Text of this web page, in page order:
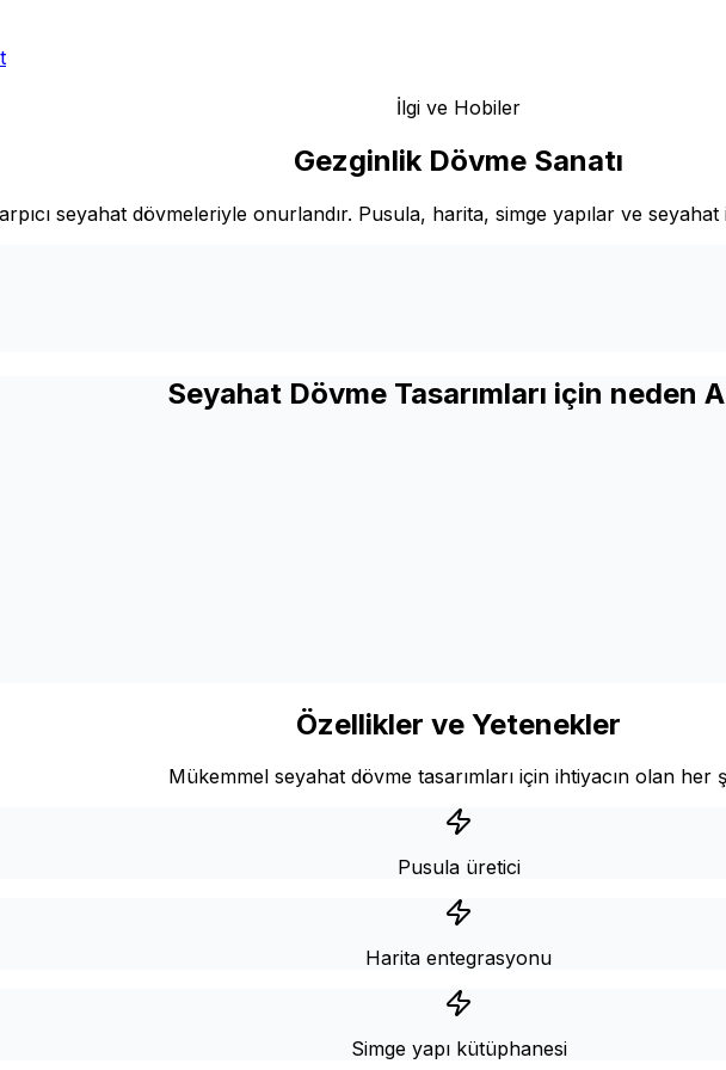
İlgi ve Hobiler
Gezginlik Dövme Sanatı
seyahat dövmeleriyle onurlandır. Pusula, harita, simge yapılar ve
Seyahat Dövme Tasarımları için neden
Özellikler ve Yetenekler
Mükemmel seyahat dövme tasarımları için ihtiyacın olan her
Pusula üretici
Harita entegrasyonu
Simge yapı kütüphanesi